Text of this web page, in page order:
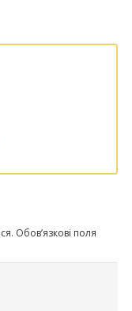
Обов’язкові поля